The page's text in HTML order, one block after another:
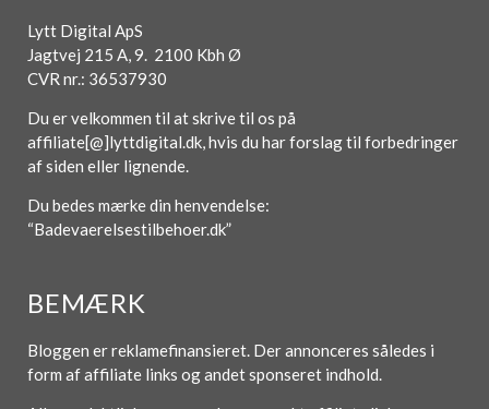
Lytt Digital ApS
Jagtvej 215 A, 9. 2100 Kbh Ø
CVR nr.: 36537930
Du er velkommen til at skrive til os på
affiliate[@]lyttdigital.dk, hvis du har forslag til forbedringer
af siden eller lignende.
Du bedes mærke din henvendelse:
“Badevaerelsestilbehoer.dk”
BEMÆRK
Bloggen er reklamefinansieret. Der annonceres således i
form af affiliate links og andet sponseret indhold.